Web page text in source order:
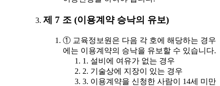
제 7 조 (이용계약 승낙의 유보)
① 교육정보원은 다음 각 호에 해당하는 경우
에는 이용계약의 승낙을 유보할 수 있습니다.
1. 설비에 여유가 없는 경우
2. 기술상에 지장이 있는 경우
3. 이용계약을 신청한 사람이 14세 미만